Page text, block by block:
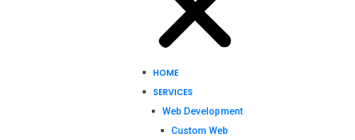
HOME
SERVICES
Web Development
Custom Web